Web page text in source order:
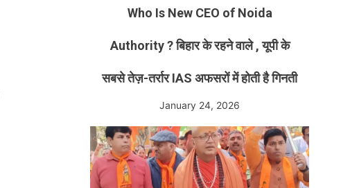
Who Is New CEO of Noida
Authority ? बिहार के रहने वाले , यूपी के
सबसे तेज़-तर्रार IAS अफसरों में होती है गिनती
January 24, 2026